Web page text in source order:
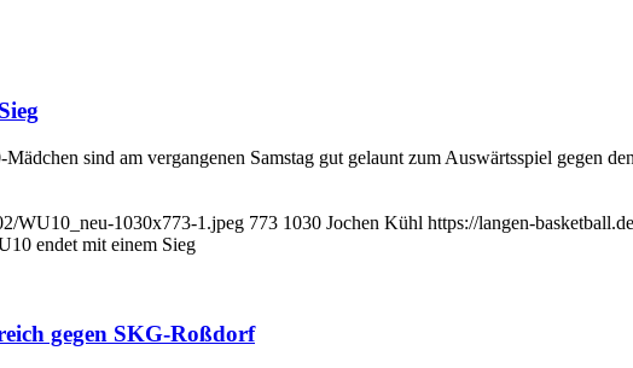
sind am vergangenen Samstag gut gelaunt zum Auswärtsspiel gegen
WU10_neu-1030x773-1.jpeg 773 1030 Jochen Kühl https://langen-
endet mit einem Sieg
gegen SKG-Roßdorf